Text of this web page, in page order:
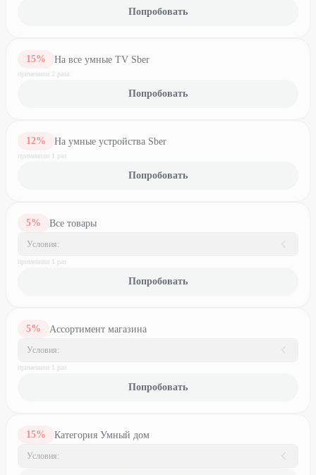
Попробовать
15% На все умные TV Sber
применили 2 раз а
Попробовать
12% На умные устройства Sber
применили 1 раз
Попробовать
5% Все товары
Условия:
применили 1 раз
Попробовать
5% Ассортимент магазина
Условия:
применили 1 раз
Попробовать
15% Категория Умный дом
Условия: